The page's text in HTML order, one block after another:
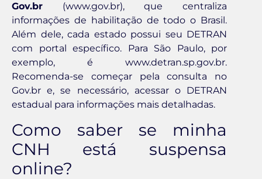
Gov.br (www.gov.br), que centraliza
informações de habilitação de todo o Brasil.
Além dele, cada estado possui seu DETRAN
com portal específico. Para São Paulo, por
exemplo, é www.detran.sp.gov.br.
Recomenda-se começar pela consulta no
Gov.br e, se necessário, acessar o DETRAN
estadual para informações mais detalhadas.
Como saber se minha
CNH está suspensa
online?